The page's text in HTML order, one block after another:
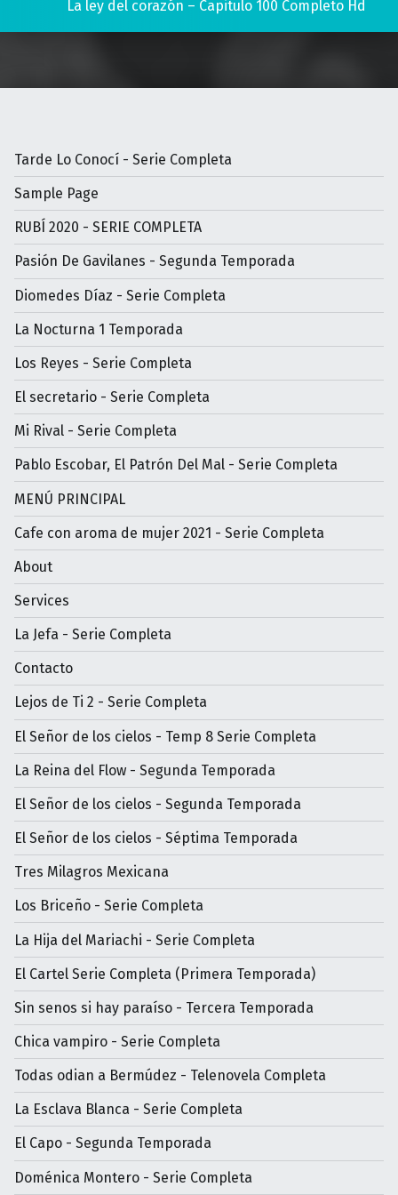
La ley del corazón – Capitulo 100 Completo Hd
Tarde Lo Conocí - Serie Completa
Sample Page
RUBÍ 2020 - SERIE COMPLETA
Pasión De Gavilanes - Segunda Temporada
Diomedes Díaz - Serie Completa
La Nocturna 1 Temporada
Los Reyes - Serie Completa
El secretario - Serie Completa
Mi Rival - Serie Completa
Pablo Escobar, El Patrón Del Mal - Serie Completa
MENÚ PRINCIPAL
Cafe con aroma de mujer 2021 - Serie Completa
About
Services
La Jefa - Serie Completa
Contacto
Lejos de Ti 2 - Serie Completa
El Señor de los cielos - Temp 8 Serie Completa
La Reina del Flow - Segunda Temporada
El Señor de los cielos - Segunda Temporada
El Señor de los cielos - Séptima Temporada
Tres Milagros Mexicana
Los Briceño - Serie Completa
La Hija del Mariachi - Serie Completa
El Cartel Serie Completa (Primera Temporada)
Sin senos si hay paraíso - Tercera Temporada
Chica vampiro - Serie Completa
Todas odian a Bermúdez - Telenovela Completa
La Esclava Blanca - Serie Completa
El Capo - Segunda Temporada
Doménica Montero - Serie Completa